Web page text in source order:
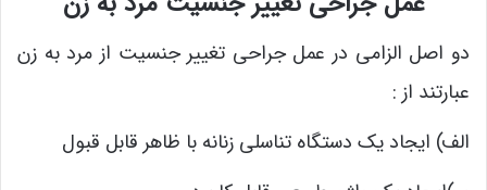
دو اصل الزامی در عمل جراحی تغییر جنسیت از مرد به زن
عبارتند از :
الف) ایجاد یک دستگاه تناسلی زنانه با ظاهر قابل قبول